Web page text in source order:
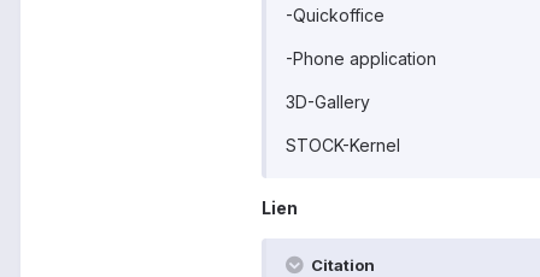
-Quickoffice
-Phone application
3D-Gallery
STOCK-Kernel
Lien
Citation